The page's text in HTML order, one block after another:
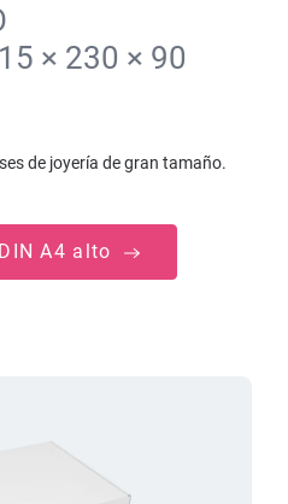
× 230 × 90
de joyería de gran tamaño.
A4 alto